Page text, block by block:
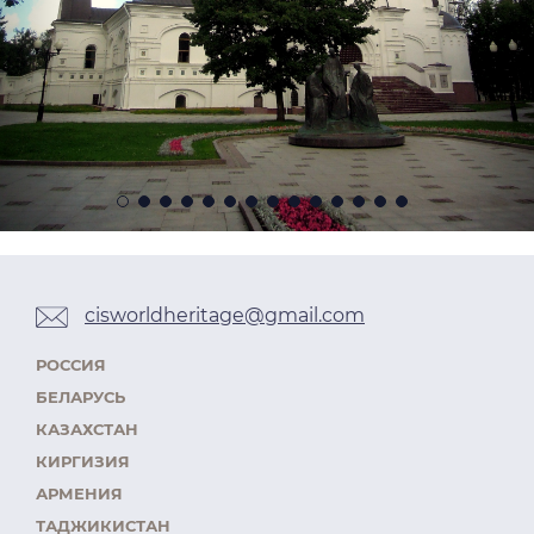
cisworldheritage@gmail.com
РОССИЯ
БЕЛАРУСЬ
КАЗАХСТАН
ТАДЖИКИСТАН